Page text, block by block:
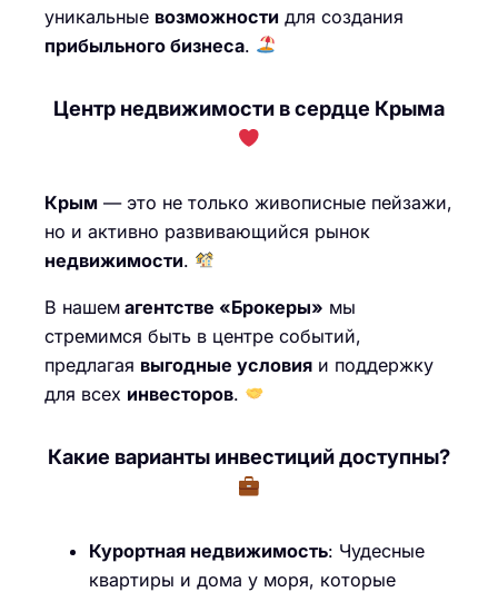
уникальные возможности для создания
прибыльного бизнеса.
Центр недвижимости в сердце Крыма
Крым — это не только живописные пейзажи,
но и активно развивающийся рынок
недвижимости.
В нашем агентстве «Брокеры» мы
стремимся быть в центре событий,
предлагая выгодные условия и поддержку
для всех инвесторов.
Какие варианты инвестиций доступны?
Курортная недвижимость: Чудесные
квартиры и дома у моря, которые